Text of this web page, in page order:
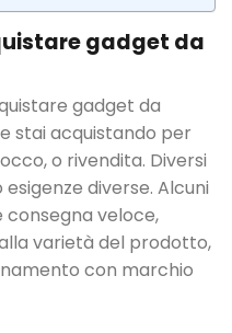
gadget da
gadget da
stai acquistando per
o rivendita. Diversi
diverse. Alcuni
veloce,
varietà del prodotto,
con marchio